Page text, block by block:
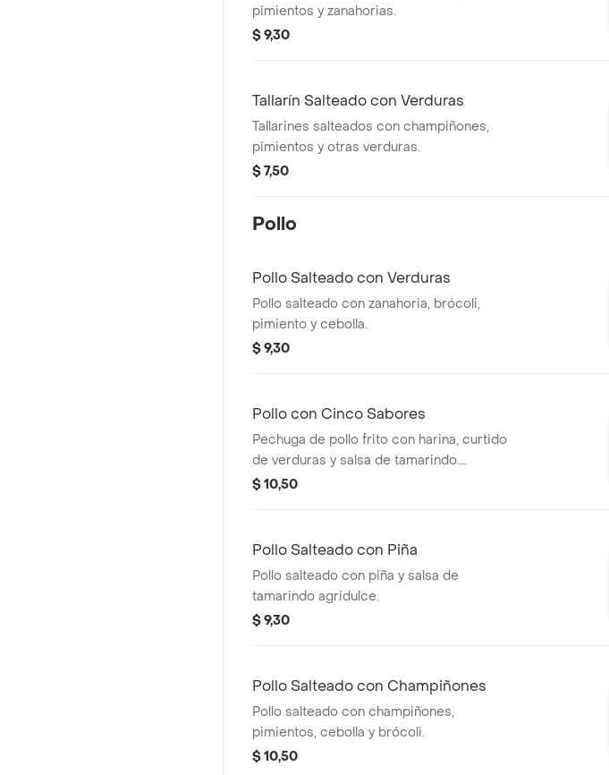
pimientos y zanahorias.
$ 9,30
Tallarín Salteado con Verduras
Tallarines salteados con champiñones,
pimientos y otras verduras.
$ 7,50
Pollo
Pollo Salteado con Verduras
Pollo salteado con zanahoria, brócoli,
pimiento y cebolla.
$ 9,30
Pollo con Cinco Sabores
Pechuga de pollo frito con harina, curtido
de verduras y salsa de tamarindo.
Inspirado en cinco sabores.
$ 10,50
Pollo Salteado con Piña
Pollo salteado con piña y salsa de
tamarindo agridulce.
$ 9,30
Pollo Salteado con Champiñones
Pollo salteado con champiñones,
pimientos, cebolla y brócoli.
$ 10,50